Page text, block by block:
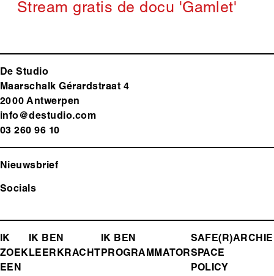
Stream gratis de docu 'Gamlet'
De Studio
Maarschalk Gérardstraat 4
2000 Antwerpen
info@destudio.com
03 260 96 10
Nieuwsbrief
Socials
FOOTER-
MENU
IK
ZOEK
EEN
IK BEN
LEERKRACHT
IK BEN
PROGRAMMATOR
SAFE(R)
SPACE
POLICY